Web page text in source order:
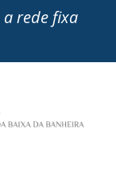
rede fixa